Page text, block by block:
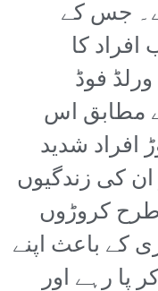
جس کے
کا
فوڈ
مطابق اس
مزید 27 کروڑ افراد شدید
کی زندگیوں
طرح کروڑوں
کے باعث اپنے
پا رہے اور